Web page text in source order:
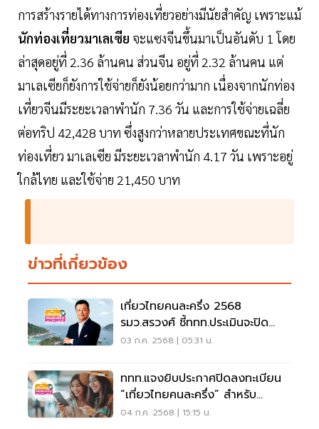
การสร้างรายได้ทางการท่องเที่ยวอย่างมีนัยสำคัญ เพราะแม้
นักท่องเที่ยวมาเลเซีย จะแซงจีนขึ้นมาเป็นอันดับ 1 โดย
ล่าสุดอยู่ที่ 2.36 ล้านคน ส่วนจีน อยู่ที่ 2.32 ล้านคน แต่
มาเลเซียก็ยังการใช้จ่ายก็ยังน้อยกว่ามาก เนื่องจากนักท่อง
เที่ยวจีนมีระยะเวลาพำนัก 7.36 วัน และการใช้จ่ายเฉลี่ย
ต่อทริป 42,428 บาท ซึ่งสูงกว่าหลายประเทศขณะที่นัก
ท่องเที่ยว มาเลเซีย มีระยะเวลาพำนัก 4.17 วัน เพราะอยู่
ใกล้ไทย และใช้จ่าย 21,450 บาท
ข่าวที่เกี่ยวข้อง
เที่ยวไทยคนละครึ่ง 2568
รมว.สรวงศ์ ชี้ททท.ประเมินจะปิด
ระบบลงทะเบียนชั่วคราวหรือไม่
03 ก.ค. 2568 | 05:31 น.
ททท.แจงยิบประกาศปิดลงทะเบียน
“เที่ยวไทยคนละครึ่ง” สำหรับ
ประชาชนชั่วคราว
04 ก.ค. 2568 | 15:15 น.